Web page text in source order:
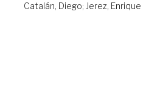
Catalán, Diego; Jerez, Enrique